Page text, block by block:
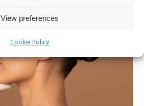
View preferences
Cookie Policy